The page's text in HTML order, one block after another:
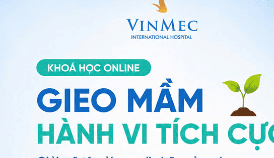
ứng tích cực ”. Điều này có thể thay đổi do mức độ chịu đau và
ta. Đôi khi lần điều trị châm cứu đầu tiên sẽ đau hơn những lần
các điểm năng lượng nhất định trên cơ thể chúng ta đã được
của bệnh có thể xấu đi một chút trước khi chúng thuyên